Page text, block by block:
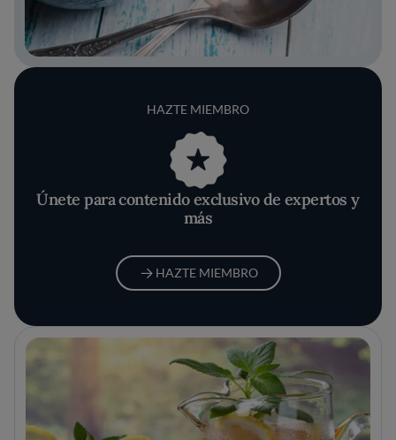
HAZTE MIEMBRO
Únete para contenido exclusivo de expertos y
más
HAZTE MIEMBRO